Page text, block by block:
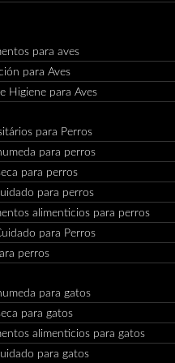
para aves
para Aves
Higiene para Aves
para Perros
para perros
para perros
para perros
alimenticios para perros
para Perros
perros
para gatos
para gatos
alimenticios para gatos
para gatos